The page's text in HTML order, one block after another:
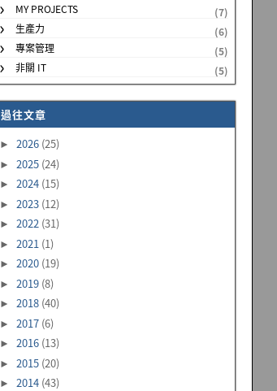
MY PROJECTS
(7)
生產力
(6)
專案管理
(5)
非關 IT
(5)
過往文章
► 2026 (25)
► 2025 (24)
► 2024 (15)
► 2023 (12)
► 2022 (31)
► 2021 (1)
► 2020 (19)
► 2019 (8)
► 2018 (40)
► 2017 (6)
► 2016 (13)
► 2015 (20)
► 2014 (43)